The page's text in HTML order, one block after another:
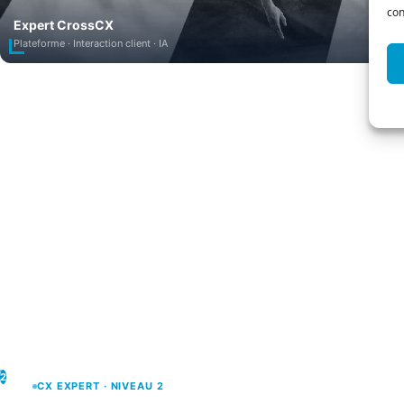
Expert CrossCX
Plateforme · Interaction client · IA
2
CX EXPERT · NIVEAU 2